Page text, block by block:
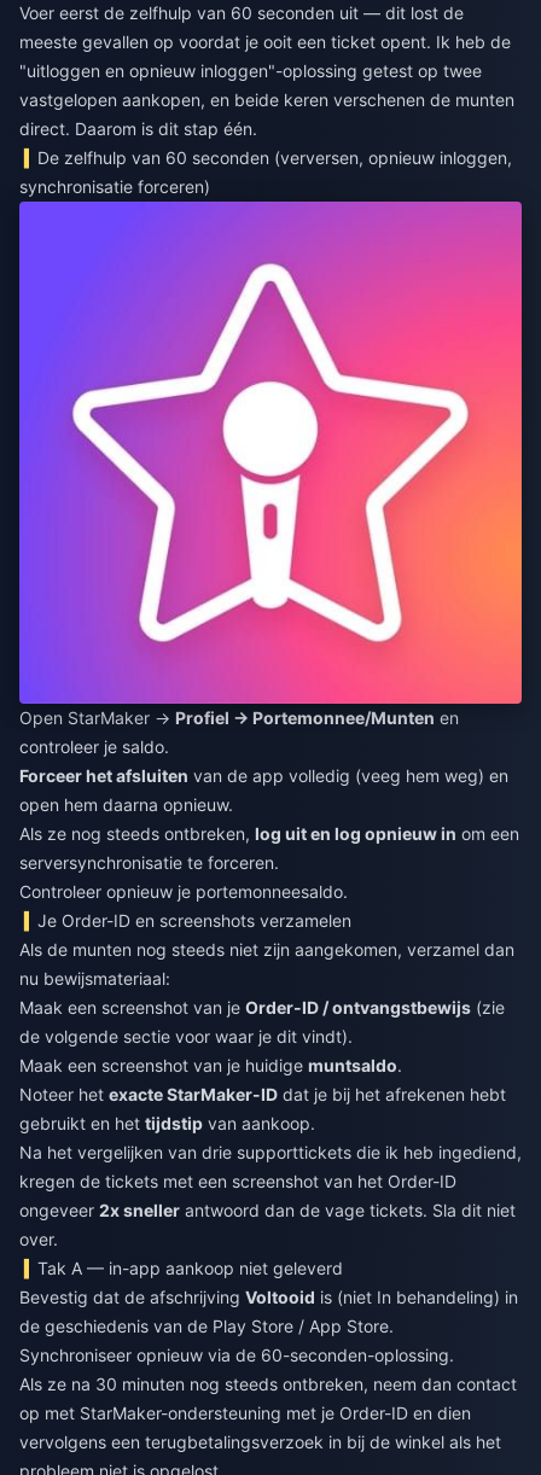
Voer eerst de zelfhulp van 60 seconden uit — dit lost de
meeste gevallen op voordat je ooit een ticket opent. Ik heb de
"uitloggen en opnieuw inloggen"-oplossing getest op twee
vastgelopen aankopen, en beide keren verschenen de munten
direct. Daarom is dit stap één.
De zelfhulp van 60 seconden (verversen, opnieuw inloggen,
synchronisatie forceren)
Open StarMaker → Profiel → Portemonnee/Munten en
controleer je saldo.
Forceer het afsluiten van de app volledig (veeg hem weg) en
open hem daarna opnieuw.
Als ze nog steeds ontbreken, log uit en log opnieuw in om een
serversynchronisatie te forceren.
Controleer opnieuw je portemonneesaldo.
Je Order-ID en screenshots verzamelen
Als de munten nog steeds niet zijn aangekomen, verzamel dan
nu bewijsmateriaal:
Maak een screenshot van je Order-ID / ontvangstbewijs (zie
de volgende sectie voor waar je dit vindt).
Maak een screenshot van je huidige muntsaldo.
Noteer het exacte StarMaker-ID dat je bij het afrekenen hebt
gebruikt en het tijdstip van aankoop.
Na het vergelijken van drie supporttickets die ik heb ingediend,
kregen de tickets met een screenshot van het Order-ID
ongeveer 2x sneller antwoord dan de vage tickets. Sla dit niet
over.
Tak A — in-app aankoop niet geleverd
Bevestig dat de afschrijving Voltooid is (niet In behandeling) in
de geschiedenis van de Play Store / App Store.
Synchroniseer opnieuw via de 60-seconden-oplossing.
Als ze na 30 minuten nog steeds ontbreken, neem dan contact
op met StarMaker-ondersteuning met je Order-ID en dien
vervolgens een terugbetalingsverzoek in bij de winkel als het
probleem niet is opgelost.